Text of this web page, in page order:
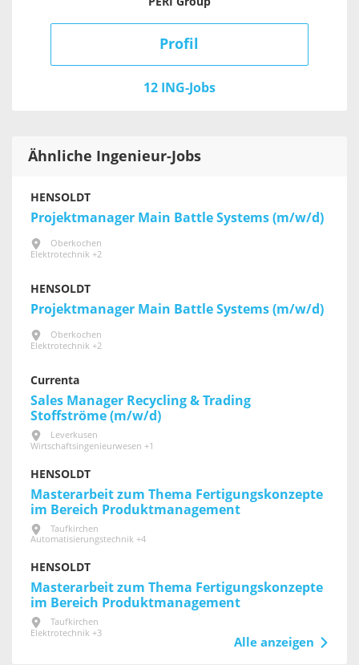
Profil
12 ING-Jobs
Ähnliche Ingenieur-Jobs
HENSOLDT
Projektmanager Main Battle Systems (m/w/d)
Oberkochen
Elektrotechnik +2
HENSOLDT
Projektmanager Main Battle Systems (m/w/d)
Oberkochen
Elektrotechnik +2
Currenta
Sales Manager Recycling & Trading
Stoffströme (m/w/d)
Leverkusen
Wirtschaftsingenieurwesen +1
HENSOLDT
Masterarbeit zum Thema Fertigungskonzepte
im Bereich Produktmanagement
Taufkirchen
Automatisierungstechnik +4
HENSOLDT
Masterarbeit zum Thema Fertigungskonzepte
im Bereich Produktmanagement
Taufkirchen
Elektrotechnik +3
Alle anzeigen